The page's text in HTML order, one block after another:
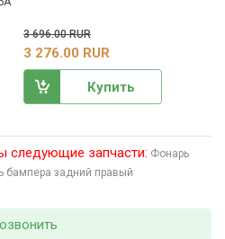
3 696.00 RUR
3 276.00 RUR
Купить
следующие запчасти: Фонарь
бампера задний правый